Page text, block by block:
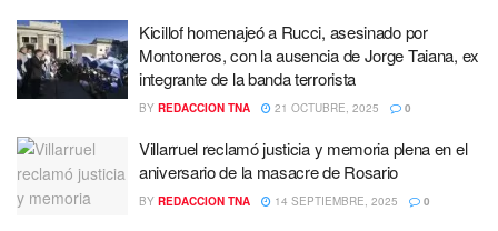
Kicillof homenajeó a Rucci, asesinado por
Montoneros, con la ausencia de Jorge Taiana, ex
integrante de la banda terrorista
BY REDACCION TNA 21 OCTUBRE, 2025 0
Villarruel reclamó justicia y memoria plena en el
aniversario de la masacre de Rosario
BY REDACCION TNA 14 SEPTIEMBRE, 2025 0